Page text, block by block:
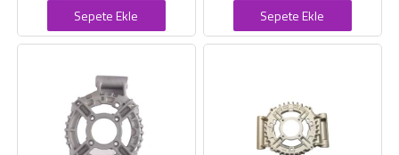
Sepete Ekle Sepete Ekle